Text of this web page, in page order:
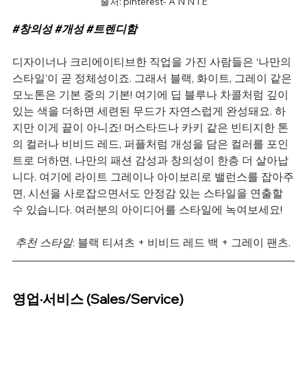
#창의성 #개성 #트렌디함
디자이너나 크리에이티브한 직업을 가진 사람들은 ‘나만의
스타일’이 곧 정체성이죠. 그래서 블랙, 화이트, 그레이 같은
모노톤은 기본 중의 기본! 여기에 딥 블루나 차콜처럼 깊이
있는 색을 더하면 세련된 무드가 자연스럽게 완성돼요. 하
지만 이게 끝이 아니죠! 머스타드나 카키 같은 빈티지한 톤
의 컬러나 비비드 레드, 퍼플처럼 개성을 담은 컬러를 포인
트로 더하면, 나만의 패션 감성과 창의성이 한층 더 살아납
니다. 여기에 라이트 그레이나 아이보리로 밸런스를 잡아주
면, 시선을 사로잡으면서도 안정감 있는 스타일을 연출할
수 있습니다. 여러분의 아이디어를 스타일에 녹여보세요!
추천 스타일: 블랙 티셔츠 + 비비드 레드 백 + 그레이 팬츠.
영업·서비스 (Sales/Service)